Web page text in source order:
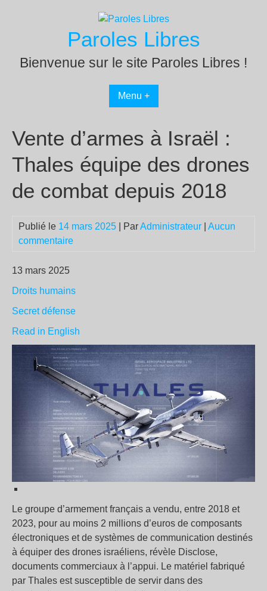
Paroles Libres
Bienvenue sur le site Paroles Libres !
Menu +
Vente d’armes à Israël :
Thales équipe des drones
de combat depuis 2018
Publié le 14 mars 2025 | ParAdministrateur
Aucun
commentaire
13 mars 2025
Droits humains
Secret défense
Read in English
Le groupe d’armement français a vendu, entre 2018 et
2023, pour au moins 2 millions d’euros de composants
électroniques et de systèmes de communication destinés
à équiper des drones israéliens, révèle Disclose,
documents commerciaux à l’appui. Le matériel fabriqué
par Thales est susceptible de servir dans des